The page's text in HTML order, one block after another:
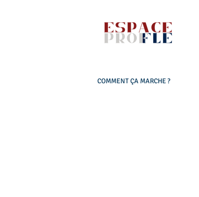
COMMENT ÇA MARCHE ?